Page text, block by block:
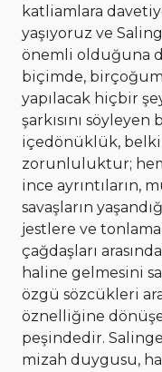
katliamlara
yaşıyoruz ve
önemli olduğuna
biçimde,
yapılacak hiçbir
şarkısını
içedönüklük,
zorunluluktur;
ince ayrıntıların,
savaşların
jestlere ve
çağdaşları
haline gelmesini
özgü sözcükleri
öznelliğine
peşindedir.
mizah duygusu,